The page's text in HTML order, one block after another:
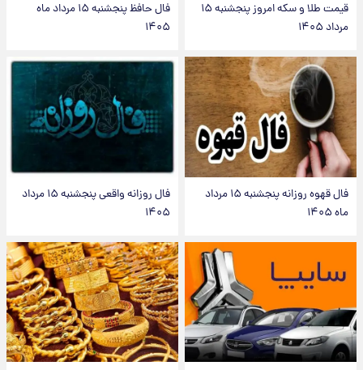
قیمت طلا و سکه امروز پنجشنبه ۱۵
مرداد ۱۴۰۵
فال حافظ پنجشنبه ۱۵ مرداد ماه
۱۴۰۵
فال قهوه روزانه پنجشنبه ۱۵ مرداد
ماه ۱۴۰۵
فال روزانه واقعی پنجشنبه ۱۵ مرداد
۱۴۰۵